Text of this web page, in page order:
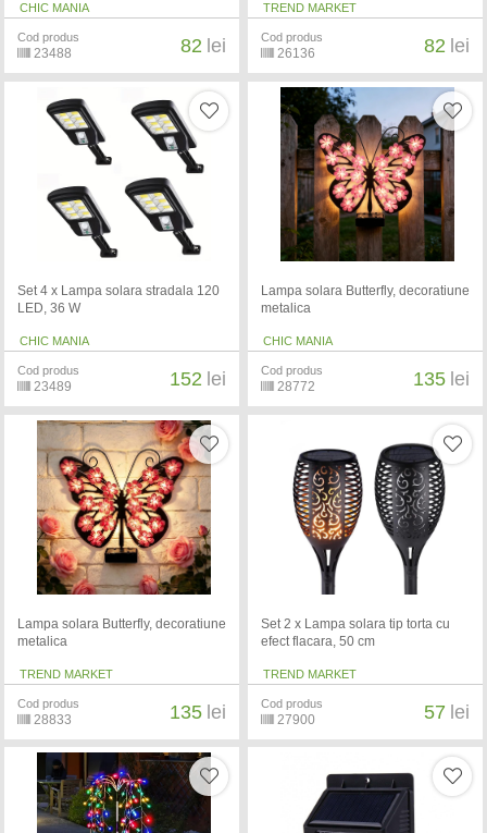
CHIC MANIA
Cod produs
23488 82 lei
TREND MARKET
Cod produs
26136 82 lei
Set 4 x Lampa solara stradala 120
LED, 36 W
CHIC MANIA
Cod produs
23489 152 lei
Lampa solara Butterfly, decoratiune
metalica
CHIC MANIA
Cod produs
28772 135 lei
Lampa solara Butterfly, decoratiune
metalica
TREND MARKET
Cod produs
28833 135 lei
Set 2 x Lampa solara tip torta cu
efect flacara, 50 cm
TREND MARKET
Cod produs
27900 57 lei